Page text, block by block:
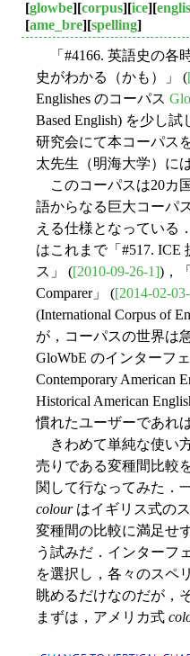
[glowbe][corpus][ice][
[ame_bre][spelling]
「#4166. 英語史の各
史がわかる（かも）」 (
Englishes のコーパス
Based English) を少し
研究会にて本コーパス
太先生（明海大学）に
このコーパスは20カ
語からなる巨大コーパ
える仕様となっている
はこれまで「#517. ICE
ス」 ([2010-09-26-1])，
Comparer」 ([2014-02-
(International Corpus of
が，コーパスの世界は
GloWbE のインターフ
Contemporary American
Historical American
慣れたユーザーであれ
きわめて単純な使い
売りである変種間比較
関して行なってみた．
colourはイギリス式の
変種間の比較に満足せ
う試みだ．インターフ
を選択し，各々のスペ
眺めるだけなのだが，
まずは，アメリカ式